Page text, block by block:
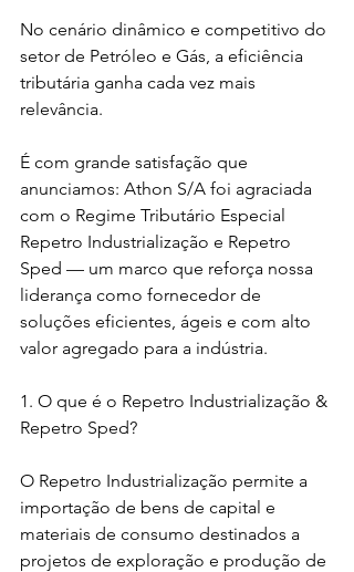
No cenário dinâmico e competitivo do
setor de Petróleo e Gás, a eficiência
tributária ganha cada vez mais
relevância.
É com grande satisfação que
anunciamos: Athon S/A foi agraciada
com o Regime Tributário Especial
Repetro Industrialização e Repetro
Sped — um marco que reforça nossa
liderança como fornecedor de
soluções eficientes, ágeis e com alto
valor agregado para a indústria.
1. O que é o Repetro Industrialização &
Repetro Sped?
O Repetro Industrialização permite a
importação de bens de capital e
materiais de consumo destinados a
projetos de exploração e produção de